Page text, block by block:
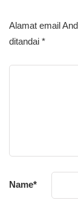
Alamat email
ditandai *
Name*